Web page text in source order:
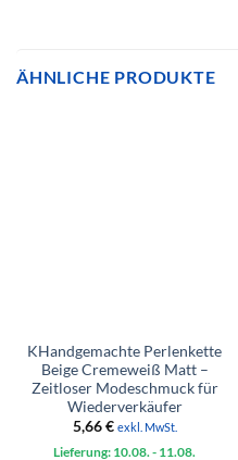
ÄHNLICHE PRODUKTE
KHandgemachte Perlenkette
Beige Cremeweiß Matt –
Zeitloser Modeschmuck für
Wiederverkäufer
5,66€ exkl. MwSt.
Lieferung: 10.08. - 11.08.